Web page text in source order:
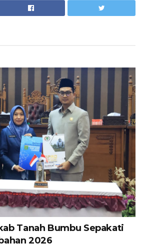
Tanah Bumbu Sepakati
2026